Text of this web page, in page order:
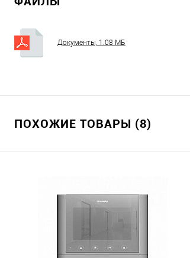
Документы, 1.08 МБ
ПОХОЖИЕ ТОВАРЫ (8)